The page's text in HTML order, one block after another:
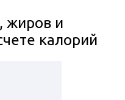
жиров и
калорий